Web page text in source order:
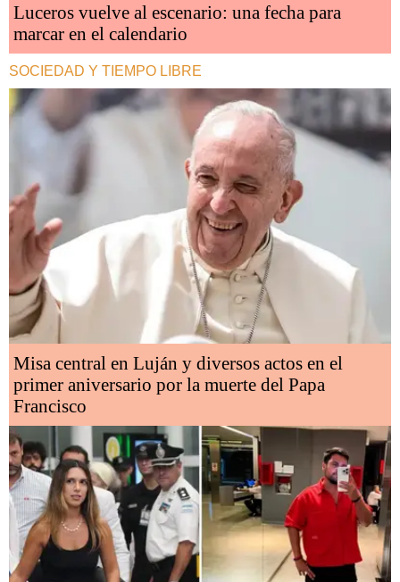
Luceros vuelve al escenario: una fecha para
marcar en el calendario
SOCIEDAD Y TIEMPO LIBRE
Misa central en Luján y diversos actos en el
primer aniversario por la muerte del Papa
Francisco